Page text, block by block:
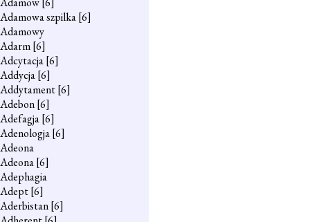
Adamowa szpilka[6]
Adamowy
Adarm[6]
Adcytacja[6]
Addycja[6]
Addytament[6]
Adebon[6]
Adefagja[6]
Adenologja[6]
Adeona
Adeona[6]
Adephagia
Adept[6]
Aderbistan[6]